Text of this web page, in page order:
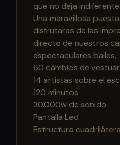
que no deja
Una maravillosa
disfrutaras de las
directo de nuestros
espectaculares bailes,
60 cambios de
14 artistas sobre el
120 minutos
30.000w de sonido
Pantalla Led
Estructura cuadrilátera